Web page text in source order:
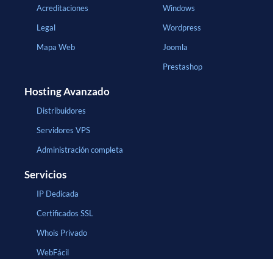
Acreditaciones
Legal
Mapa Web
Windows
Wordpress
Joomla
Prestashop
Hosting Avanzado
Distribuidores
Servidores VPS
Administración completa
Servicios
IP Dedicada
Certificados SSL
Whois Privado
WebFácil